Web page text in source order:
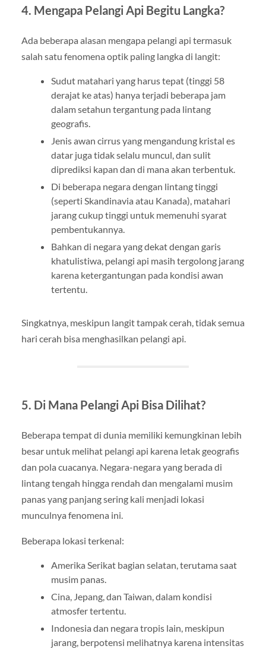
4. Mengapa Pelangi Api Begitu Langka?
Ada beberapa alasan mengapa pelangi api termasuk
salah satu fenomena optik paling langka di langit:
Sudut matahari yang harus tepat (tinggi 58
derajat ke atas) hanya terjadi beberapa jam
dalam setahun tergantung pada lintang
geografis.
Jenis awan cirrus yang mengandung kristal es
datar juga tidak selalu muncul, dan sulit
diprediksi kapan dan di mana akan terbentuk.
Di beberapa negara dengan lintang tinggi
(seperti Skandinavia atau Kanada), matahari
jarang cukup tinggi untuk memenuhi syarat
pembentukannya.
Bahkan di negara yang dekat dengan garis
khatulistiwa, pelangi api masih tergolong jarang
karena ketergantungan pada kondisi awan
tertentu.
Singkatnya, meskipun langit tampak cerah, tidak semua
hari cerah bisa menghasilkan pelangi api.
5. Di Mana Pelangi Api Bisa Dilihat?
Beberapa tempat di dunia memiliki kemungkinan lebih
besar untuk melihat pelangi api karena letak geografis
dan pola cuacanya. Negara-negara yang berada di
lintang tengah hingga rendah dan mengalami musim
panas yang panjang sering kali menjadi lokasi
munculnya fenomena ini.
Beberapa lokasi terkenal:
Amerika Serikat bagian selatan, terutama saat
musim panas.
Cina, Jepang, dan Taiwan, dalam kondisi
atmosfer tertentu.
Indonesia dan negara tropis lain, meskipun
jarang, berpotensi melihatnya karena intensitas